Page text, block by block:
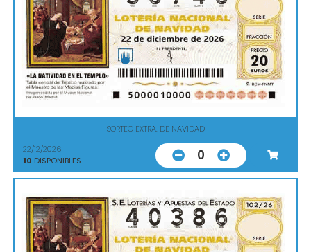
SORTEO EXTRA. DE NAVIDAD
22/12/2026
10 DISPONIBLES 0